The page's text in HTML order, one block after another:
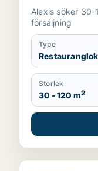
Alexis söker 30-
försäljning
Type
Storlek
30 - 120 m2